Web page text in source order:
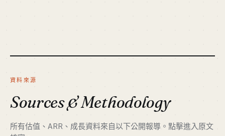
Lemon Squeezy 被 Stripe 收購 · Paddle 上億
ARR · Polar 高速成長
DevTool 老炮 + 稅務工程
資料來源
Sources & Methodology
所有估值、ARR、成長資料來自以下公開報導。點擊進入原文